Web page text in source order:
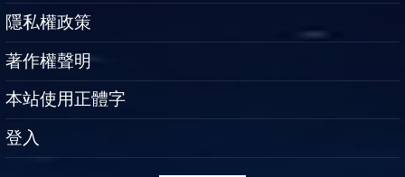
隱私權政策
著作權聲明
本站使用正體字
登入